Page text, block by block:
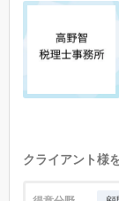
クライアント様